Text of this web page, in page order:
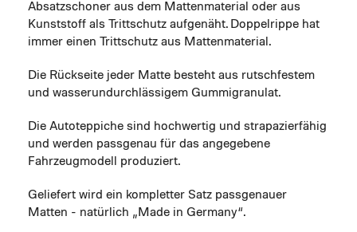
Absatzschoner aus dem Mattenmaterial oder aus
Kunststoff als Trittschutz aufgenäht. Doppelrippe hat
immer einen Trittschutz aus Mattenmaterial.
Die Rückseite jeder Matte besteht aus rutschfestem
und wasserundurchlässigem Gummigranulat.
Die Autoteppiche sind hochwertig und strapazierfähig
und werden passgenau für das angegebene
Fahrzeugmodell produziert.
Geliefert wird ein kompletter Satz passgenauer
Matten - natürlich „Made in Germany“.